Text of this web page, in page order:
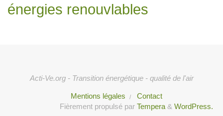
énergies renouvlables
Acti-Ve.org - Transition énergétique - qualité de l'air
Mentions légales
Contact
Fièrement propulsé par Tempera & WordPress.